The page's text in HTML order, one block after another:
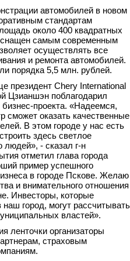
автомобилей в новом
стандартам
около 400 квадратных
самым современным
осуществлять все
и ремонта автомобилей.
порядка 5,5 млн. рублей.
президент Chery International
Цзианшэн поблагодарил
проекта. «Надеемся,
сможет оказать качественные
В этом городе у нас есть
здесь светлое
людей», - сказал г-н
отметил глава города
пример успешного
в городе Пскове. Желаю
и внимательного отношения
Инвесторы, которые
город, могут рассчитывать
властей».
ленточки организаторы
страховым